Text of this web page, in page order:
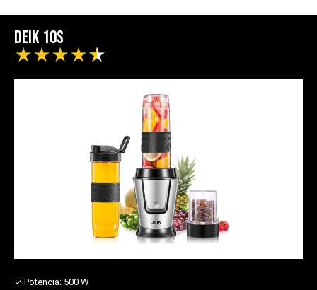
Deik 10s
★★★★★
✓ Potencia: 500 W